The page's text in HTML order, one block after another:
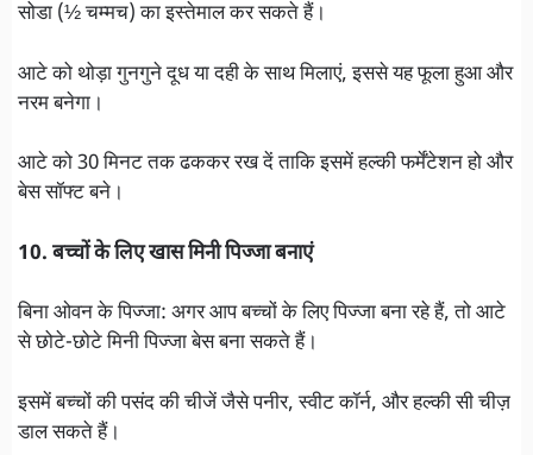
सोडा (½ चम्मच) का इस्तेमाल कर सकते हैं।
आटे को थोड़ा गुनगुने दूध या दही के साथ मिलाएं, इससे यह फूला हुआ और
नरम बनेगा।
आटे को 30 मिनट तक ढककर रख दें ताकि इसमें हल्की फर्मेंटेशन हो और
बेस सॉफ्ट बने।
10. बच्चों के लिए खास मिनी पिज्जा बनाएं
बिना ओवन के पिज्जा: अगर आप बच्चों के लिए पिज्जा बना रहे हैं, तो आटे
से छोटे-छोटे मिनी पिज्जा बेस बना सकते हैं।
इसमें बच्चों की पसंद की चीजें जैसे पनीर, स्वीट कॉर्न, और हल्की सी चीज़
डाल सकते हैं।